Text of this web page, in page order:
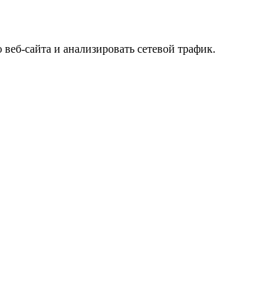
сайта и анализировать сетевой трафик.